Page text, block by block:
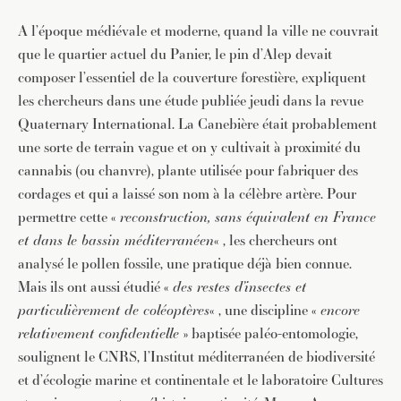
A l’époque médiévale et moderne, quand la ville ne couvrait
que le quartier actuel du Panier, le pin d’Alep devait
composer l’essentiel de la couverture forestière, expliquent
les chercheurs dans une étude publiée jeudi dans la revue
Quaternary International. La Canebière était probablement
une sorte de terrain vague et on y cultivait à proximité du
cannabis (ou chanvre), plante utilisée pour fabriquer des
cordages et qui a laissé son nom à la célèbre artère. Pour
permettre cette « reconstruction, sans équivalent en France
et dans le bassin méditerranéen« , les chercheurs ont
analysé le pollen fossile, une pratique déjà bien connue.
Mais ils ont aussi étudié « des restes d’insectes et
particulièrement de coléoptères« , une discipline « encore
relativement confidentielle » baptisée paléo-entomologie,
soulignent le CNRS, l’Institut méditerranéen de biodiversité
et d’écologie marine et continentale et le laboratoire Cultures